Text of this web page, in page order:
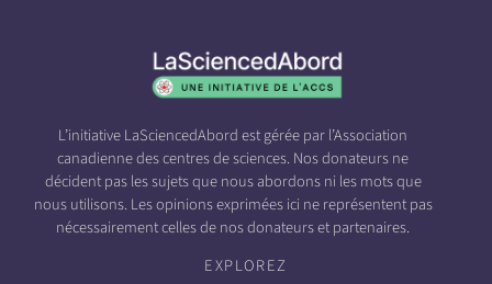
L’initiative LaSciencedAbord est gérée par l’Association
canadienne des centres de sciences. Nos donateurs ne
décident pas les sujets que nous abordons ni les mots que
nous utilisons. Les opinions exprimées ici ne représentent pas
nécessairement celles de nos donateurs et partenaires.
EXPLOREZ